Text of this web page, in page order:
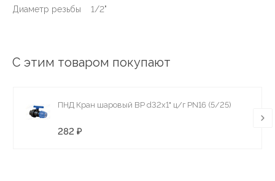
Диаметр резьбы 1/2"
С этим товаром покупают
ПНД Кран шаровый ВР d32х1" ц/г PN16 (5/25)
282 ₽